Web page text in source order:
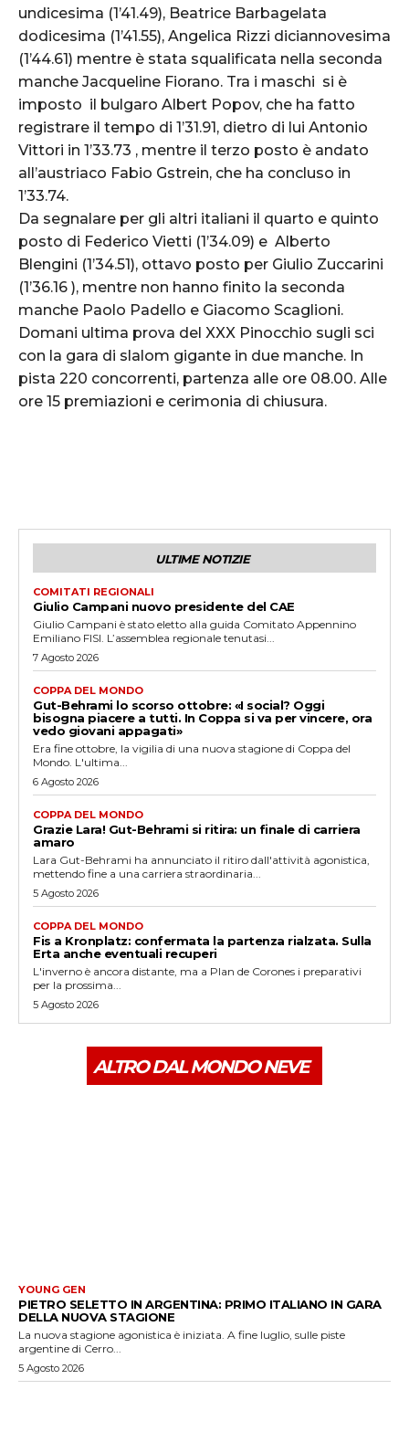
undicesima (1’41.49), Beatrice Barbagelata
dodicesima (1’41.55), Angelica Rizzi diciannovesima
(1’44.61) mentre è stata squalificata nella seconda
manche Jacqueline Fiorano. Tra i maschi si è
imposto il bulgaro Albert Popov, che ha fatto
registrare il tempo di 1’31.91, dietro di lui Antonio
Vittori in 1’33.73 , mentre il terzo posto è andato
all’austriaco Fabio Gstrein, che ha concluso in
1’33.74.
Da segnalare per gli altri italiani il quarto e quinto
posto di Federico Vietti (1’34.09) e Alberto
Blengini (1’34.51), ottavo posto per Giulio Zuccarini
(1’36.16 ), mentre non hanno finito la seconda
manche Paolo Padello e Giacomo Scaglioni.
Domani ultima prova del XXX Pinocchio sugli sci
con la gara di slalom gigante in due manche. In
pista 220 concorrenti, partenza alle ore 08.00. Alle
ore 15 premiazioni e cerimonia di chiusura.
ULTIME NOTIZIE
COMITATI REGIONALI
Giulio Campani nuovo presidente del CAE
Giulio Campani è stato eletto alla guida Comitato Appennino
Emiliano FISI. L’assemblea regionale tenutasi...
7 Agosto 2026
COPPA DEL MONDO
Gut-Behrami lo scorso ottobre: «I social? Oggi
bisogna piacere a tutti. In Coppa si va per vincere, ora
vedo giovani appagati»
Era fine ottobre, la vigilia di una nuova stagione di Coppa del
Mondo. L'ultima...
6 Agosto 2026
COPPA DEL MONDO
Grazie Lara! Gut-Behrami si ritira: un finale di carriera
amaro
Lara Gut-Behrami ha annunciato il ritiro dall'attività agonistica,
mettendo fine a una carriera straordinaria...
5 Agosto 2026
COPPA DEL MONDO
Fis a Kronplatz: confermata la partenza rialzata. Sulla
Erta anche eventuali recuperi
L'inverno è ancora distante, ma a Plan de Corones i preparativi
per la prossima...
5 Agosto 2026
ALTRO DAL MONDO NEVE
YOUNG GEN
PIETRO SELETTO IN ARGENTINA: PRIMO ITALIANO IN GARA
DELLA NUOVA STAGIONE
La nuova stagione agonistica è iniziata. A fine luglio, sulle piste
argentine di Cerro...
5 Agosto 2026